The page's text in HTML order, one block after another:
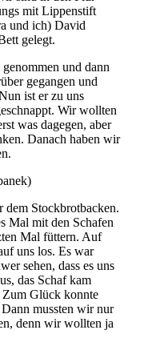
mit Lippenstift
und ich) David
gelegt.
und dann
gegangen und
ist er zu uns
Wir wollten
was dagegen, aber
Danach haben wir
dem Stockbrotbacken.
Mal mit den Schafen
Mal füttern. Auf
uns los. Es war
sehen, dass es uns
das Schaf kam
Zum Glück konnte
mussten wir nur
denn wir wollten ja